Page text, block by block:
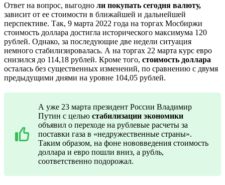
Ответ на вопрос, выгодно ли покупать сегодня валюту,
зависит от ее стоимости в ближайшей и дальнейшей
перспективе. Так, 9 марта 2022 года на торгах Мосбиржи
стоимость доллара достигла исторического максимума 120
рублей. Однако, за последующие две недели ситуация
немного стабилизировалась. А на торгах 22 марта курс евро
снизился до 114,18 рублей. Кроме того, стоимость доллара
осталась без существенных изменений, по сравнению с двумя
предыдущими днями на уровне 104,05 рублей.
А уже 23 марта президент России Владимир
Путин с целью стабилизации экономики
объявил о переходе на рублевые расчеты за
поставки газа в «недружественные страны».
Таким образом, на фоне нововведения стоимость
доллара и евро пошли вниз, а рубль,
соответственно подорожал.